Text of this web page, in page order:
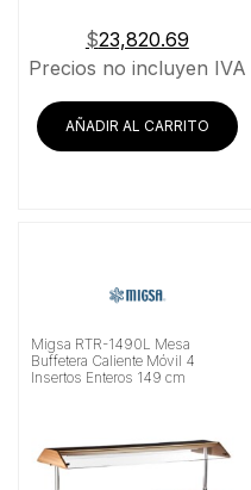
$23,820.69
Precios no incluyen IVA
AÑADIR AL CARRITO
Migsa RTR-1490L Mesa
Buffetera Caliente Móvil 4
Insertos Enteros 149 cm